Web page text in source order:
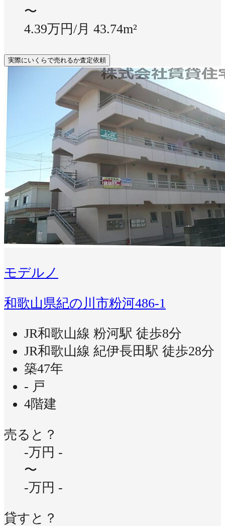
〜
4.39万円/月 43.74m²
実際にいくらで売れるか査定依頼
モデルノ
和歌山県紀の川市粉河486-1
JR和歌山線 粉河駅 徒歩8分
JR和歌山線 紀伊長田駅 徒歩28分
築47年
- 戸
4階建
売ると？
-万円 -
〜
-万円 -
貸すと？